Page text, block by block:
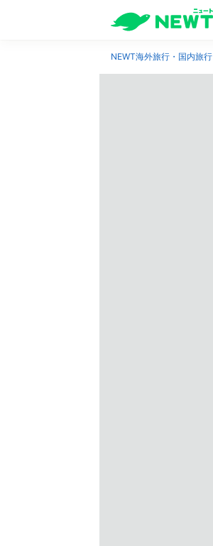
NEWT海外旅行・国内旅行